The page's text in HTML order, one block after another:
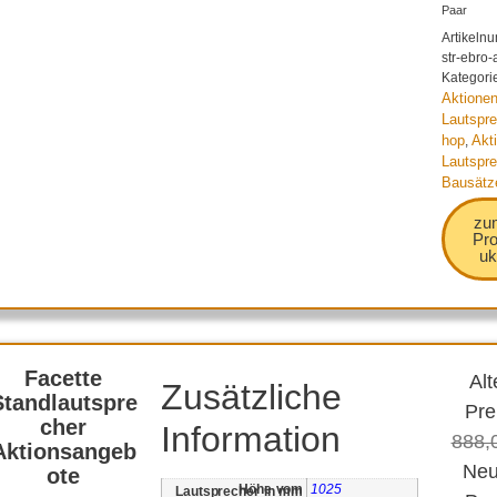
Paar
str-ebro-
hop,
Facette
cher
ote
Zusätzliche
Information
Höhe vom Lautsprecher in mm 1025